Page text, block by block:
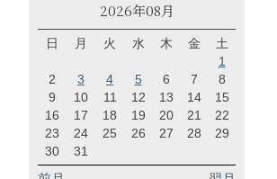
2026年08月
日 月 火 水 木 金
土
1
2
3 4 5 6 7
8
9
10 11 12 13 14
15
16
17 18 19 20 21
22
23
24 25 26 27 28
29
30
31